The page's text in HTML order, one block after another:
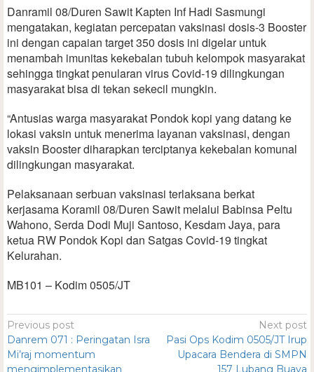
Danramil 08/Duren Sawit Kapten Inf Hadi Sasmungi
mengatakan, kegiatan percepatan vaksinasi dosis-3 Booster
ini dengan capaian target 350 dosis ini digelar untuk
menambah imunitas kekebalan tubuh kelompok masyarakat
sehingga tingkat penularan virus Covid-19 dilingkungan
masyarakat bisa di tekan sekecil mungkin.
“Antusias warga masyarakat Pondok kopi yang datang ke
lokasi vaksin untuk menerima layanan vaksinasi, dengan
vaksin Booster diharapkan terciptanya kekebalan komunal
dilingkungan masyarakat.
Pelaksanaan serbuan vaksinasi terlaksana berkat
kerjasama Koramil 08/Duren Sawit melalui Babinsa Peltu
Wahono, Serda Dodi Muji Santoso, Kesdam Jaya, para
ketua RW Pondok Kopi dan Satgas Covid-19 tingkat
Kelurahan.
MB101 – Kodim 0505/JT
Previous post
Danrem 071 : Peringatan Isra
Mi’raj momentum
mengimplementasikan
Next post
Pasi Ops Kodim 0505/JT Irup
Upacara Bendera di SMPN
157 Lubang Buaya